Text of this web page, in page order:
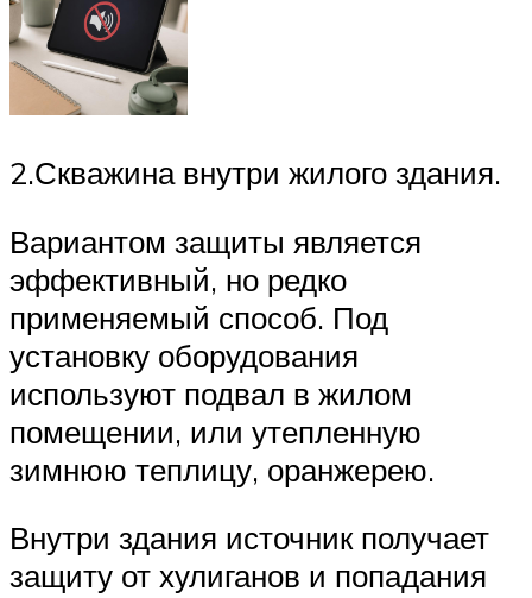
2.Скважина внутри жилого здания.
Вариантом защиты является
эффективный, но редко
применяемый способ. Под
установку оборудования
используют подвал в жилом
помещении, или утепленную
зимнюю теплицу, оранжерею.
Внутри здания источник получает
защиту от хулиганов и попадания